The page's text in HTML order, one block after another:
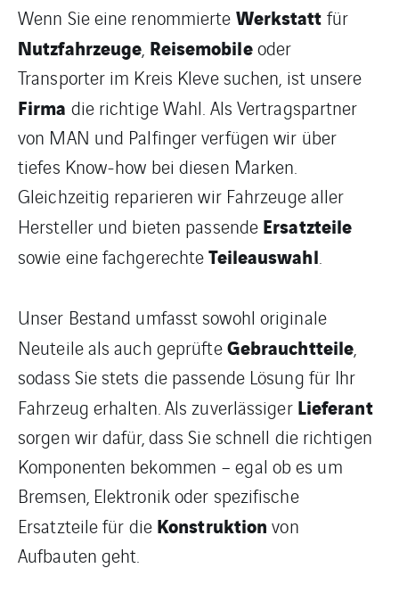
Wenn Sie eine renommierte Werkstatt für
Nutzfahrzeuge, Reisemobileoder
Transporter im Kreis Kleve suchen, ist unsere
Firma die richtige Wahl. Als Vertragspartner
von MAN und Palfinger verfügen wir über
tiefes Know-how bei diesen Marken.
Gleichzeitig reparieren wir Fahrzeuge aller
Hersteller und bieten passende Ersatzteile
sowie eine fachgerechteTeileauswahl.
Unser Bestand umfasst sowohl originale
Neuteile als auch geprüfteGebrauchtteile,
sodass Sie stets die passende Lösung für Ihr
Fahrzeug erhalten. Als zuverlässiger Lieferant
sorgen wir dafür, dass Sie schnell die richtigen
Komponenten bekommen – egal ob es um
Bremsen, Elektronik oder spezifische
Ersatzteile für die Konstruktionvon
Aufbauten geht.